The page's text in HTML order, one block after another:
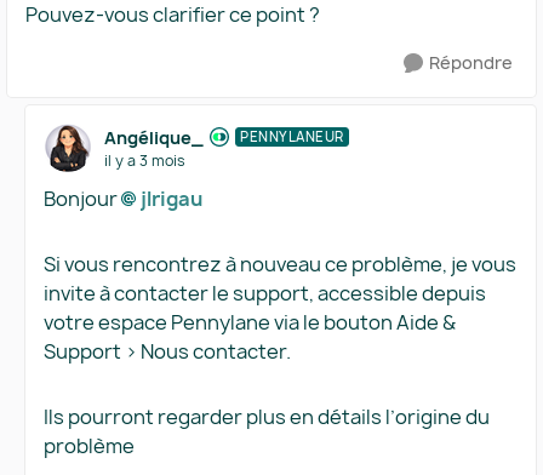
Pouvez-vous clarifier ce point ?
Répondre
Angélique_ PENNYLANEUR
il y a 3 mois
Bonjour jlrigau​
Si vous rencontrez à nouveau ce problème, je vous
invite à contacter le support, accessible depuis
votre espace Pennylane via le bouton Aide &
Support > Nous contacter.
Ils pourront regarder plus en détails l’origine du
problème